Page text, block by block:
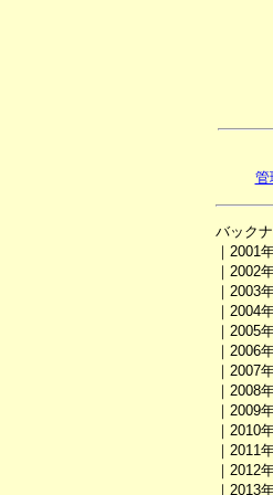
管
バック
｜2001
｜2002
｜2003
｜2004
｜2005
｜2006
｜2007
｜2008
｜2009
｜2010
｜2011
｜2012
｜2013